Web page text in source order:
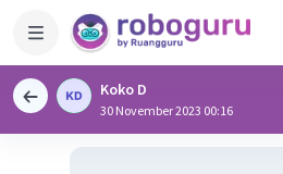
Koko D
30 November 2023 00:16